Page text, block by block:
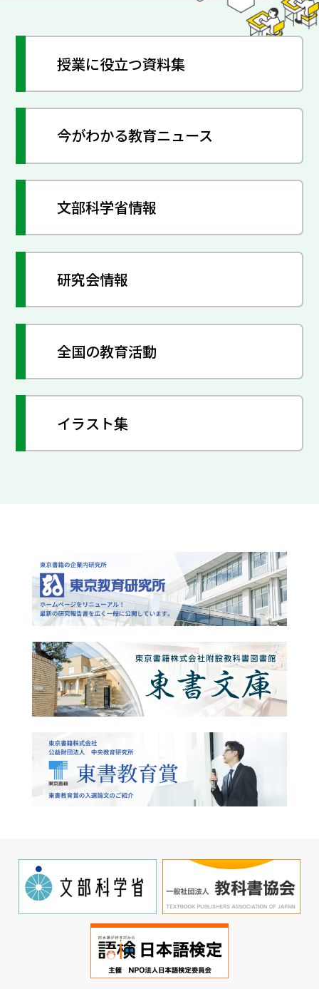
授業に役立つ資料集
今がわかる教育ニュース
文部科学省情報
研究会情報
全国の教育活動
イラスト集